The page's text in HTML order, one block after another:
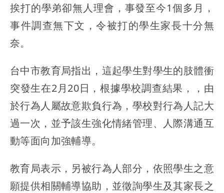
挨打的學弟卻無人理會，事發至今1個多月，
事件調查無下文，令被打的學生家長十分無
奈。
台中市教育局指出，這起學生對學生的肢體衝
突發生在2月20日，根據學校調查結果，，由
於行為人屬故意欺負行為，學校對行為人記大
過一次，並予該生強化情緒管理、人際溝通互
動等面向加強輔導。
教育局表示，另被行為人部分，依照學生之意
願提供相關輔導協助，並徵詢學生及其家長之